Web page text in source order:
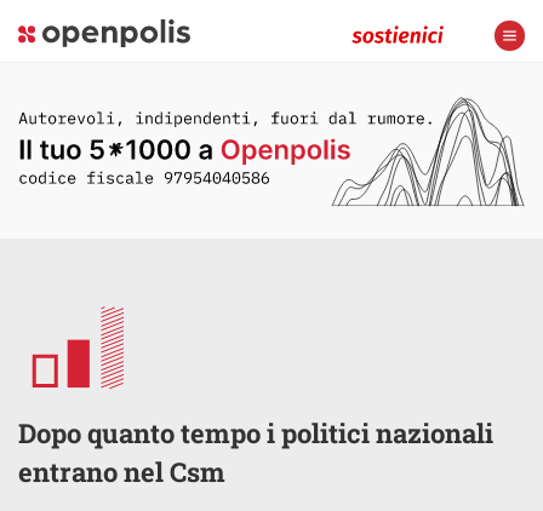
Dopo quanto tempo i politici nazionali
entrano nel Csm